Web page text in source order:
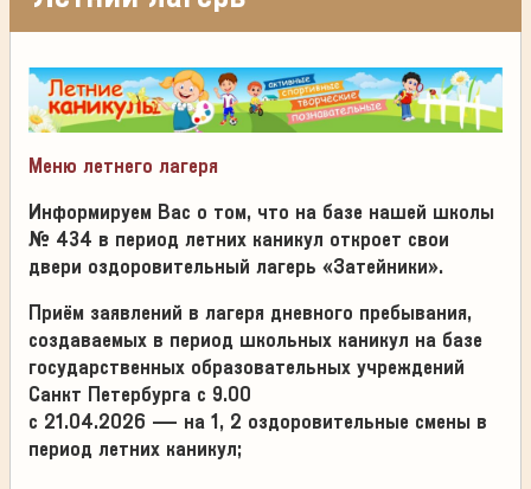
Меню летнего лагеря
Информируем Вас о том, что на базе нашей школы
№ 434 в период летних каникул откроет свои
двери оздоровительный лагерь «Затейники».
Приём заявлений в лагеря дневного пребывания,
создаваемых в период школьных каникул на базе
государственных образовательных учреждений
Санкт Петербурга с 9.00
с 21.04.2026 — на 1, 2 оздоровительные смены в
период летних каникул;